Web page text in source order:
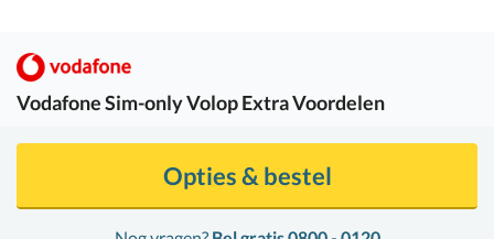
VodafoneSim-only Volop Extra Voordelen
Opties & bestel